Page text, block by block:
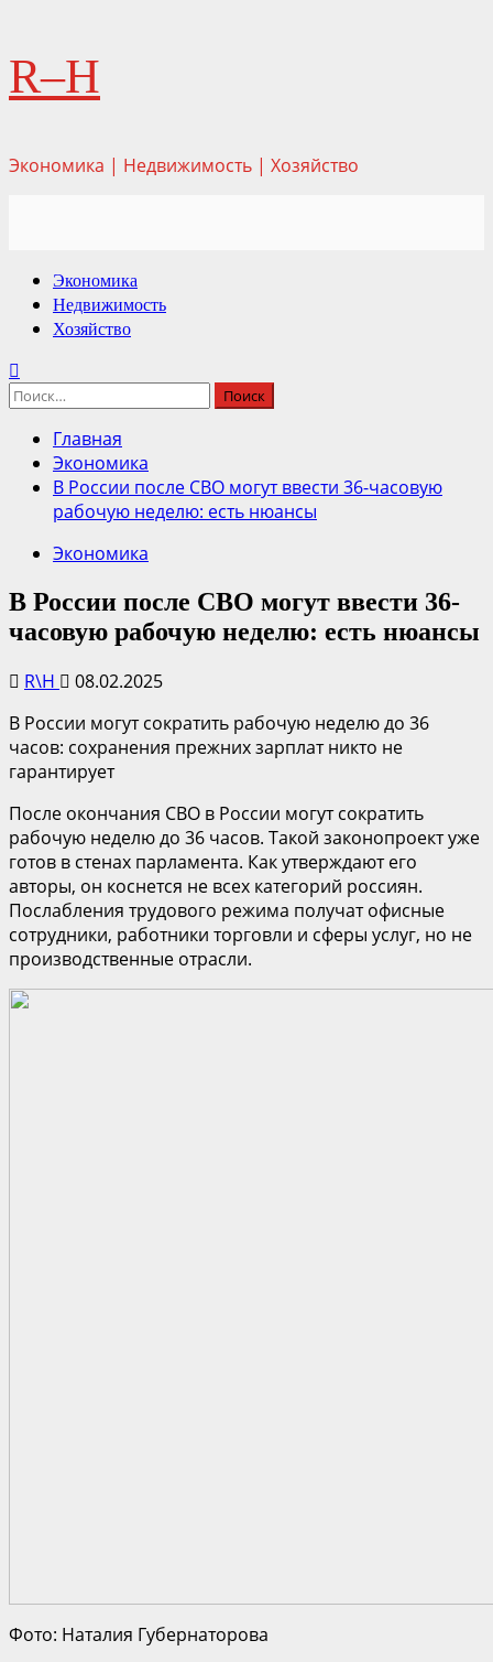
Перейти
содержимому
R–H
Экономика | Недвижимость | Хозяйство
Основное
меню
Экономика
Недвижимость
Хозяйство
Найти:
Главная
Экономика
В России после СВО могут ввести 36-часовую
рабочую неделю: есть нюансы
Экономика
В России после СВО могут ввести 36-
часовую рабочую неделю: есть нюансы
R\H
08.02.2025
В России могут сократить рабочую неделю до 36
часов: сохранения прежних зарплат никто не
гарантирует
После окончания СВО в России могут сократить
рабочую неделю до 36 часов. Такой законопроект уже
готов в стенах парламента. Как утверждают его
авторы, он коснется не всех категорий россиян.
Послабления трудового режима получат офисные
сотрудники, работники торговли и сферы услуг, но не
производственные отрасли.
Фото: Наталия Губернаторова